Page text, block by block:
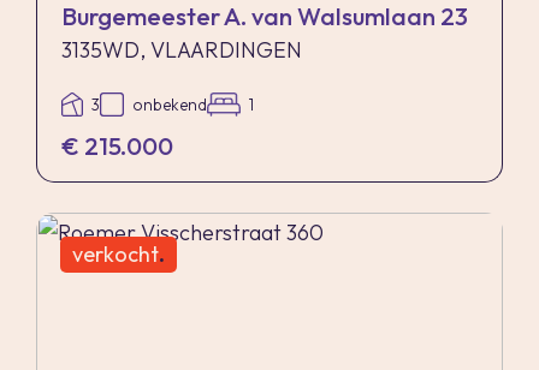
Burgemeester A. van Walsumlaan 23
3135WD, VLAARDINGEN
3 onbekend 1
€ 215.000
verkocht.